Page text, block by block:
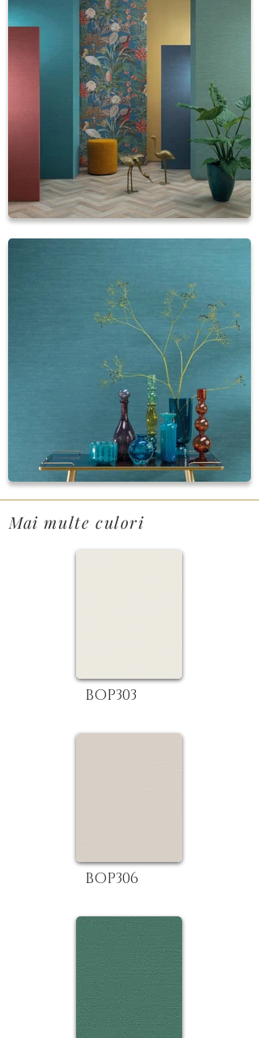
Mai multe culori
BOP303
BOP306